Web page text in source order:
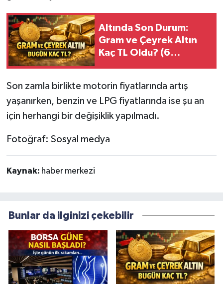
Altında Son Durum:
Gram ve Çeyrek Altın
Kaç TL Oldu? (6
Son zamla birlikte motorin fiyatlarında artış
yaşanırken, benzin ve LPG fiyatlarında ise şu an
için herhangi bir değişiklik yapılmadı.
Fotoğraf: Sosyal medya
Kaynak: haber merkezi
Bunlar da ilginizi çekebilir